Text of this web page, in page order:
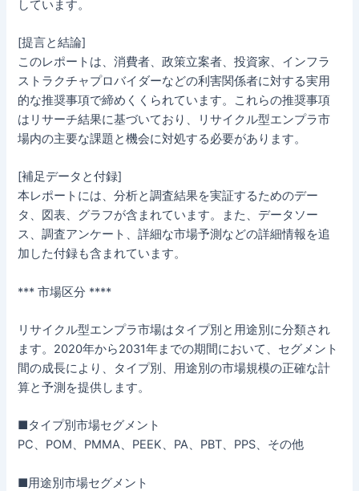
しています。
[提言と結論]
このレポートは、消費者、政策立案者、投資家、インフラ
ストラクチャプロバイダーなどの利害関係者に対する実用
的な推奨事項で締めくくられています。これらの推奨事項
はリサーチ結果に基づいており、リサイクル型エンプラ市
場内の主要な課題と機会に対処する必要があります。
[補足データと付録]
本レポートには、分析と調査結果を実証するためのデー
タ、図表、グラフが含まれています。また、データソー
ス、調査アンケート、詳細な市場予測などの詳細情報を追
加した付録も含まれています。
*** 市場区分 ****
リサイクル型エンプラ市場はタイプ別と用途別に分類され
ます。2020年から2031年までの期間において、セグメント
間の成長により、タイプ別、用途別の市場規模の正確な計
算と予測を提供します。
■タイプ別市場セグメント
PC、POM、PMMA、PEEK、PA、PBT、PPS、その他
■用途別市場セグメント